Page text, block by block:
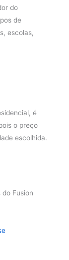
do
de
escolas,
é
o preço
escolhida.
Fusion